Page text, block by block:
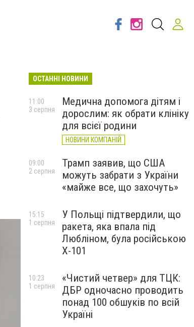
ОСТАННІ НОВИНИ
Медична допомога дітям і
дорослим: як обрати клініку
для всієї родини
НОВИНИ КОМПАНІЙ
11:00
3 серпня
Трамп заявив, що США
можуть забрати з України
«майже все, що захочуть»
09:00
2 серпня
У Польщі підтвердили, що
ракета, яка впала під
Любліном, була російською
Х-101
15:15
1 серпня
«Чистий четвер» для ТЦК:
ДБР одночасно проводить
понад 100 обшуків по всій
Україні
10:23
1 серпня